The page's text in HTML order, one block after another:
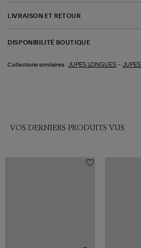
LIVRAISON ET RETOUR
DISPONIBILITÉ BOUTIQUE
Collections similaires : JUPES LONGUES -JUPES
VOS DERNIERS PRODUITS VUS